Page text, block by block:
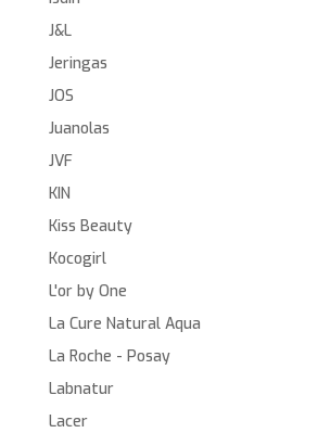
J&L
Jeringas
JOS
Juanolas
JVF
KIN
Kiss Beauty
Kocogirl
L'or by One
La Cure Natural Aqua
La Roche - Posay
Labnatur
Lacer